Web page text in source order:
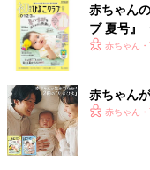
赤ちゃん
ブ 夏号』
く！ おっ
赤ちゃん
赤ちゃん
赤ちゃん